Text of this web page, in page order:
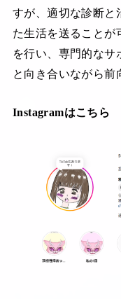
すが、適切な診断と
た生活を送ることが
を行い、専門的な
と向き合いながら前
Instagramはこちら